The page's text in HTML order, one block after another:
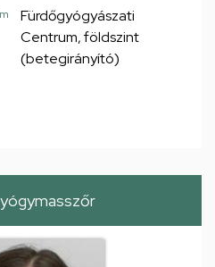
Fürdőgyógyászati
Centrum, földszint
(betegirányító)